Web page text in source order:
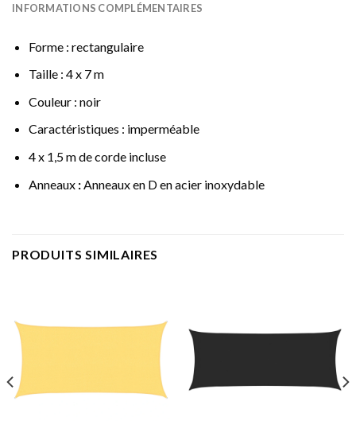
INFORMATIONS COMPLÉMENTAIRES
Forme : rectangulaire
Taille : 4 x 7 m
Couleur : noir
Caractéristiques : imperméable
4 x 1,5 m de corde incluse
Anneaux: Anneaux en D en acier inoxydable
PRODUITS SIMILAIRES